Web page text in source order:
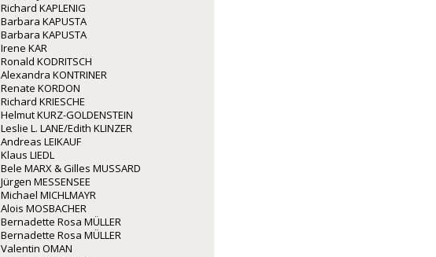
Richard KAPLENIG
Barbara KAPUSTA
Barbara KAPUSTA
Irene KAR
Ronald KODRITSCH
Alexandra KONTRINER
Renate KORDON
Richard KRIESCHE
Helmut KURZ-GOLDENSTEIN
Leslie L. LANE/Edith KLINZER
Andreas LEIKAUF
Klaus LIEDL
Bele MARX & Gilles MUSSARD
Jürgen MESSENSEE
Michael MICHLMAYR
Alois MOSBACHER
Bernadette Rosa MÜLLER
Bernadette Rosa MÜLLER
Valentin OMAN